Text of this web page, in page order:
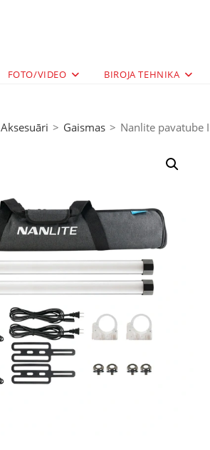
FOTO/VIDEO BIROJA TEHNIKA
Aksesuāri > Gaismas > Nanlite pavatube